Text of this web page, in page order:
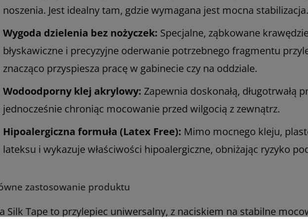
noszenia. Jest idealny tam, gdzie wymagana jest mocna stabilizacja.
Wygoda dzielenia bez nożyczek: Specjalne, ząbkowane
błyskawiczne i precyzyjne oderwanie potrzebnego fragmentu
znacząco przyspiesza pracę w gabinecie czy na oddziale.
Wodoodporny klej akrylowy: Zapewnia doskonałą, długotrwałą
jednocześnie chroniąc mocowanie przed wilgocią z zewnątrz.
Hipoalergiczna formuła (Latex Free): Mimo mocnego kleju,
lateksu i wykazuje właściwości hipoalergiczne, obniżając ryzyko
zastosowanie produktu
Silk Tape to przylepiec uniwersalny, z naciskiem na stabilne